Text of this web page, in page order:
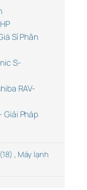
Sỉ Phân
S-
RAV-
Giải Pháp
, Máy lạnh